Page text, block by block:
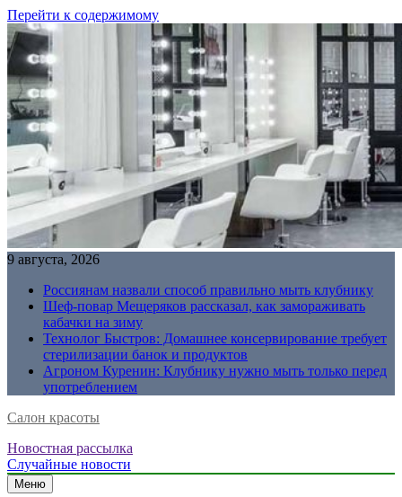
Перейти к содержимому
9 августа, 2026
Россиянам назвали способ правильно мыть клубнику
Шеф-повар Мещеряков рассказал, как замораживать
кабачки на зиму
Технолог Быстров: Домашнее консервирование требует
стерилизации банок и продуктов
Агроном Куренин: Клубнику нужно мыть только перед
употреблением
Салон красоты
Новостная рассылка
Случайные новости
Меню